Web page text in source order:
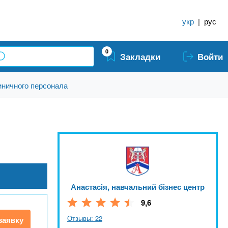
укр | рус
0 Закладки Войти
персонала
Анастасія, навчальний бізнес центр
9,6
Отзывы: 22